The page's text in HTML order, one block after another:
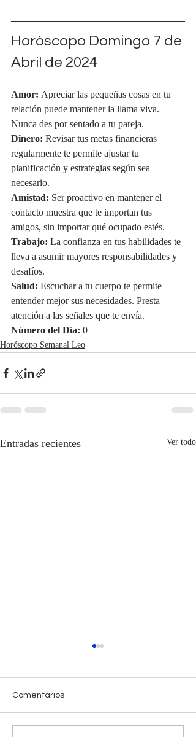
Horóscopo Domingo 7 de
Abril de 2024
Amor: Apreciar las pequeñas cosas en tu
relación puede mantener la llama viva.
Nunca des por sentado a tu pareja.
Dinero: Revisar tus metas financieras
regularmente te permite ajustar tu
planificación y estrategias según sea
necesario.
Amistad: Ser proactivo en mantener el
contacto muestra que te importan tus
amigos, sin importar qué ocupado estés.
Trabajo: La confianza en tus habilidades te
lleva a asumir mayores responsabilidades y
desafíos.
Salud: Escuchar a tu cuerpo te permite
entender mejor sus necesidades. Presta
atención a las señales que te envía.
Número del Día: 0
Horóscopo Semanal Leo
Entradas recientes Ver todo
Comentarios